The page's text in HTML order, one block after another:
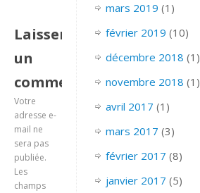
Laisser
un
commentaire
Votre
adresse e-
mail ne
sera pas
publiée.
Les
champs
mars 2019 (1)
février 2019 (10)
décembre 2018 (1)
novembre 2018 (1)
avril 2017 (1)
mars 2017 (3)
février 2017 (8)
janvier 2017 (5)